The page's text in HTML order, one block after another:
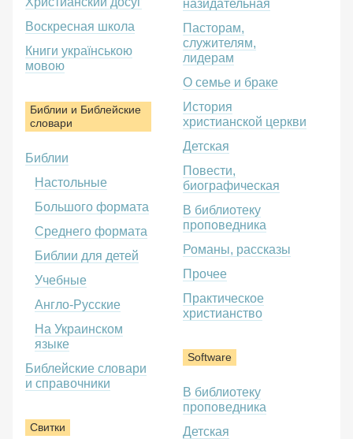
Воскресная школа
Книги українською
мовою
Библии и Библейские
словари
Библии
Настольные
Большого формата
Среднего формата
Библии для детей
Учебные
Англо-Русские
На Украинском
языке
Библейские словари
и справочники
Свитки
назидательная
Пасторам,
служителям,
лидерам
О семье и браке
История
христианской церкви
Детская
Повести,
биографическая
В библиотеку
проповедника
Романы, рассказы
Прочее
Практическое
христианство
Software
В библиотеку
проповедника
Детская